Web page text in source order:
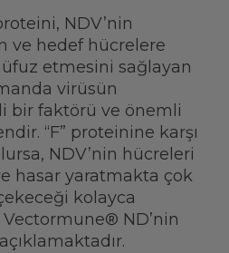
NDV’nin
ve hedef hücrelere
etmesini sağlayan
virüsün
bir faktörü ve önemli
“F” proteinine karşı
NDV’nin hücreleri
hasar yaratmakta çok
kolayca
Vectormune® ND’nin